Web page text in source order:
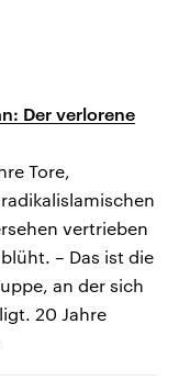
Der verlorene
Tore,
vertrieben
– Das ist die
an der sich
20 Jahre